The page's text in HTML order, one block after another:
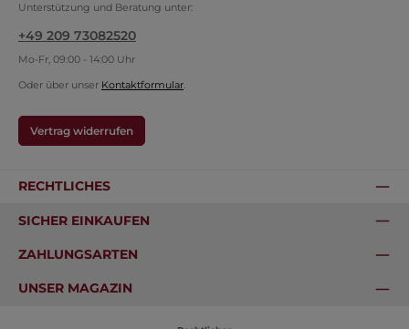
Unterstützung und Beratung unter:
+49 209 73082520
Mo-Fr, 09:00 - 14:00 Uhr
Oder über unser Kontaktformular.
Vertrag widerrufen
RECHTLICHES
ZAHLUNGSARTEN
SICHER EINKAUFEN
UNSER MAGAZIN